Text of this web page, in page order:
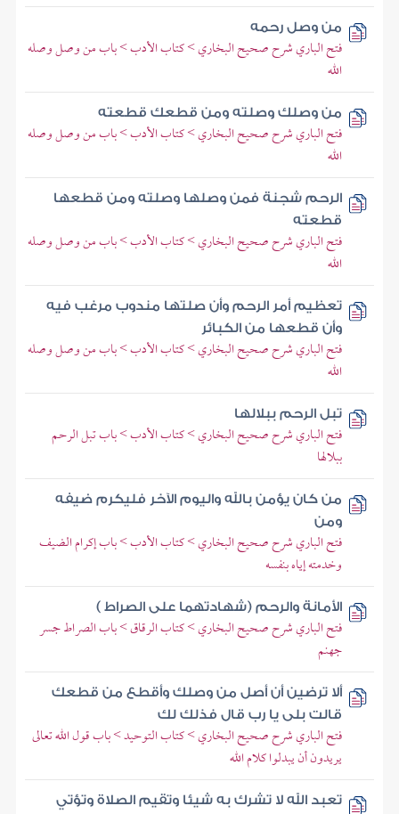
من وصل رحمه
فتح الباري شرح صحيح البخاري > كتاب الأدب > باب من وصل وصله
الله
من وصلك وصلته ومن قطعك قطعته
فتح الباري شرح صحيح البخاري > كتاب الأدب > باب من وصل وصله
الله
الرحم شجنة فمن وصلها وصلته ومن قطعها
قطعته
فتح الباري شرح صحيح البخاري > كتاب الأدب > باب من وصل وصله
الله
تعظيم أمر الرحم وأن صلتها مندوب مرغب فيه
وأن قطعها من الكبائر
فتح الباري شرح صحيح البخاري > كتاب الأدب > باب من وصل وصله
الله
تبل الرحم ببلالها
فتح الباري شرح صحيح البخاري > كتاب الأدب > باب تبل الرحم
ببلالها
من كان يؤمن بالله واليوم الآخر فليكرم ضيفه
ومن
فتح الباري شرح صحيح البخاري > كتاب الأدب > باب إكرام الضيف
وخدمته إياه بنفسه
الأمانة والرحم (شهادتهما على الصراط )
فتح الباري شرح صحيح البخاري > كتاب الرقاق > باب الصراط جسر
جهنم
ألا ترضين أن أصل من وصلك وأقطع من قطعك
قالت بلى يا رب قال فذلك لك
فتح الباري شرح صحيح البخاري > كتاب التوحيد > باب قول الله تعالى
يريدون أن يبدلوا كلام الله
تعبد الله لا تشرك به شيئا وتقيم الصلاة وتؤتي